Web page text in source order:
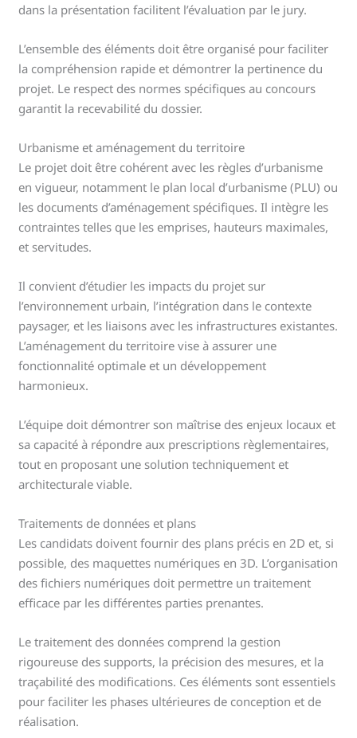
dans la présentation facilitent l’évaluation par le jury.
L’ensemble des éléments doit être organisé pour faciliter
la compréhension rapide et démontrer la pertinence du
projet. Le respect des normes spécifiques au concours
garantit la recevabilité du dossier.
Urbanisme et aménagement du territoire
Le projet doit être cohérent avec les règles d’urbanisme
en vigueur, notamment le plan local d’urbanisme (PLU) ou
les documents d’aménagement spécifiques. Il intègre les
contraintes telles que les emprises, hauteurs maximales,
et servitudes.
Il convient d’étudier les impacts du projet sur
l’environnement urbain, l’intégration dans le contexte
paysager, et les liaisons avec les infrastructures existantes.
L’aménagement du territoire vise à assurer une
fonctionnalité optimale et un développement
harmonieux.
L’équipe doit démontrer son maîtrise des enjeux locaux et
sa capacité à répondre aux prescriptions règlementaires,
tout en proposant une solution techniquement et
architecturale viable.
Traitements de données et plans
Les candidats doivent fournir des plans précis en 2D et, si
possible, des maquettes numériques en 3D. L’organisation
des fichiers numériques doit permettre un traitement
efficace par les différentes parties prenantes.
Le traitement des données comprend la gestion
rigoureuse des supports, la précision des mesures, et la
traçabilité des modifications. Ces éléments sont essentiels
pour faciliter les phases ultérieures de conception et de
réalisation.